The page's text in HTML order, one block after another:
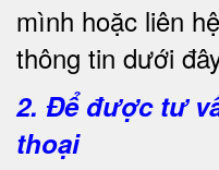
mình hoặc liên
thông tin dưới
2. Để được tư
thoại